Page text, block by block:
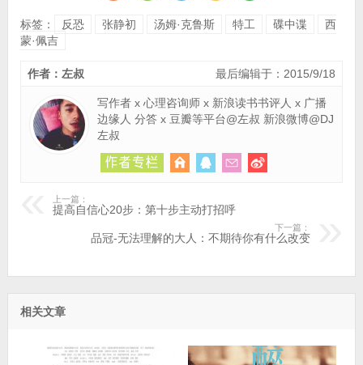
标签： 反恐 张静初 汤姆·克鲁斯 特工 碟中谍
西
蒙·佩吉
最后编辑于：2015/9/18
作者：左叔
写作者 x 心理咨询师 x 新浪读书书评人 x 广播
边缘人 分答 x 豆瓣等平台@左叔 新浪微博@DJ
左叔
上一篇：
提高自信心20步：第十步主动打招呼
下一篇：
品冠-无法理解的大人：不期待你有什么改变
相关文章